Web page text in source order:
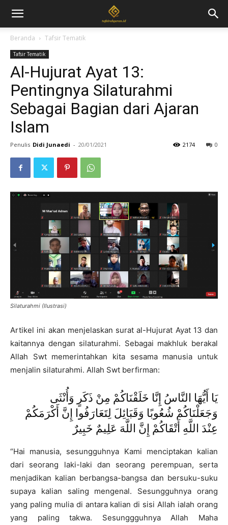
Beranda Tafsir Tematik
Tafsir Tematik
Al-Hujurat Ayat 13:
Pentingnya Silaturahmi
Sebagai Bagian dari Ajaran
Islam
Penulis Didi Junaedi - 20/01/2021 0
2174
Silaturahmi (Ilustrasi)
Artikel ini akan menjelaskan surat al-Hujurat Ayat 13 dan
kaitannya dengan silaturahmi. Sebagai makhluk berakal
Allah Swt memerintahkan kita sesama manusia untuk
menjalin silaturahmi. Allah Swt berfirman:
يَا أَيُّهَا النَّاسُ إِنَّا خَلَقْنَاكُمْ مِنْ ذَكَرٍ وَأُنْثَى
وَجَعَلْنَاكُمْ شُعُوبًا وَقَبَائِلَ لِتَعَارَفُوا إِنَّ أَكْرَمَكُمْ
عِنْدَ اللَّهِ أَتْقَاكُمْ إِنَّ اللَّهَ عَلِيمٌ خَبِيرٌ
“Hai manusia, sesungguhnya Kami menciptakan kalian
dari seorang laki-‎laki dan seorang perempuan, serta
menjadikan kalian berbangsa-bangsa ‎dan bersuku-suku
supaya kalian saling mengenal. Sesungguhnya orang
‎yang paling mulia di antara kalian di sisi Allah ialah orang
yang paling ‎takwa. Sesunggguhnya Allah Maha